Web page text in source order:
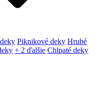
Piknikové deky Hrubé
+ 2 ďalšie Chlpaté deky